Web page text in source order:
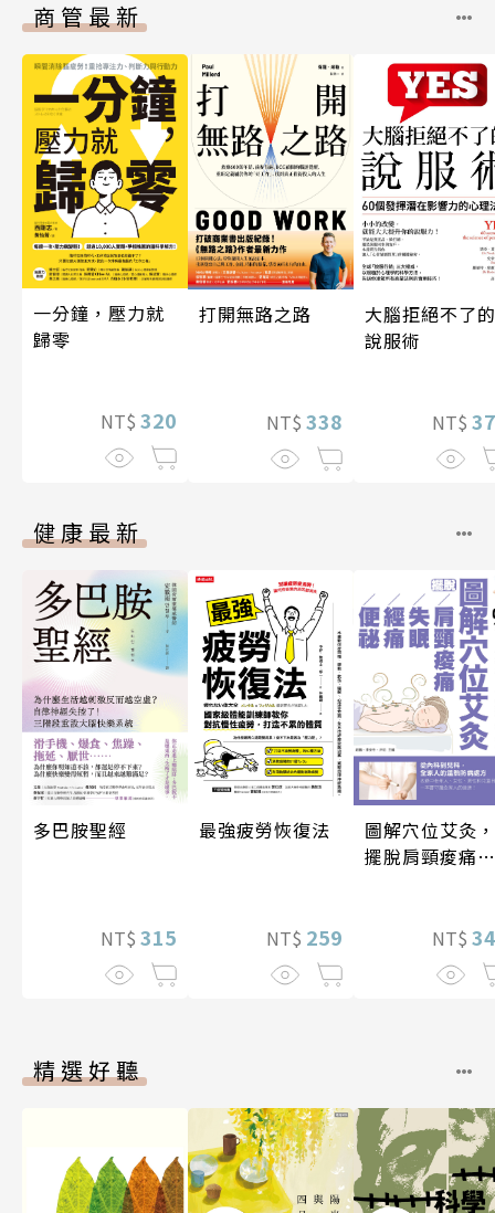
商管最新
一分鐘，壓力就
歸零
NT$ 320
打開無路之路
NT$ 338
大腦拒絕不了的
說服術
NT$
健康最新
多巴胺聖經
NT$ 315
最強疲勞恢復法
NT$ 259
圖解穴位艾灸，
擺脫肩頸痠痛、
NT$
精選好聽